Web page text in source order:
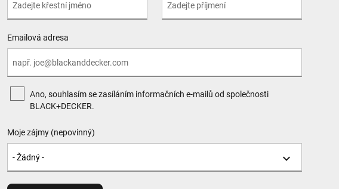
Emailová adresa
Ano, souhlasím se zasíláním informačních e-mailů od společnosti
BLACK+DECKER.
Moje zájmy (nepovinný)